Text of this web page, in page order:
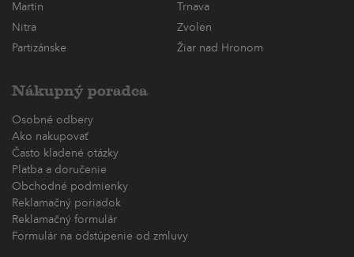
Martin
Trnava
Nitra
Zvolen
Partizánske
Žiar nad Hronom
Nákupný poradca
Osobné odbery
Ako nakupovať
Často kladené otázky
Platba a doručenie
Obchodné podmienky
Reklamačný poriadok
Reklamačný formulár
Formulár na odstúpenie od zmluvy